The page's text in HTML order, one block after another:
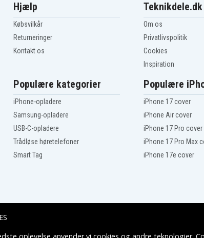
Hjælp
Købsvilkår
Returneringer
Kontakt os
Teknikdele.dk
Om os
Privatlivspolitik
Cookies
Inspiration
Populære kategorier
iPhone-opladere
Samsung-opladere
USB-C-opladere
Trådløse høretelefoner
Smart Tag
Populære
iPhone 17 cover
iPhone Air cover
iPhone 17 Pro cover
iPhone 17 Pro Max
iPhone 17e cover